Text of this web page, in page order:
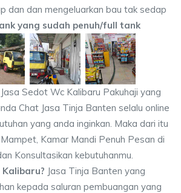
dan dan mengeluarkan bau tak sedap
yang sudah penuh/full tank
Sedot Wc Kalibaru Pakuhaji yang
Chat Jasa Tinja Banten selalu online
yang anda inginkan. Maka dari itu
Kamar Mandi Penuh Pesan di
Konsultasikan kebutuhanmu.
Jasa Tinja Banten yang
kepada saluran pembuangan yang